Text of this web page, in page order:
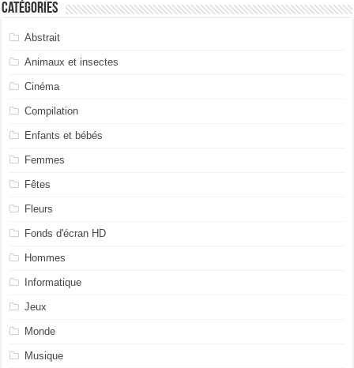
Catégories
Abstrait
Animaux et insectes
Cinéma
Compilation
Enfants et bébés
Femmes
Fêtes
Fleurs
Fonds d'écran HD
Hommes
Informatique
Jeux
Monde
Musique